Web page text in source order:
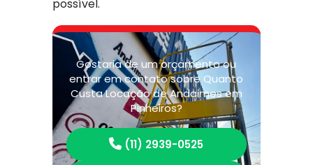
possível.
Gostaria de um orçamento ou
entrar em contato sobre Quanto
Custa Locação de Andaimes em
Pinheiros?
(11) 2939-0525